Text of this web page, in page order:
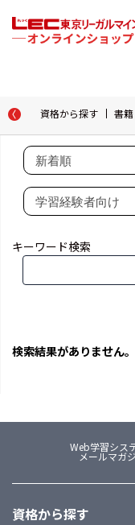
資格から探す 書
キーワード検索
検索結果がありません。
Web学習シス
メールマガ
資格から探す